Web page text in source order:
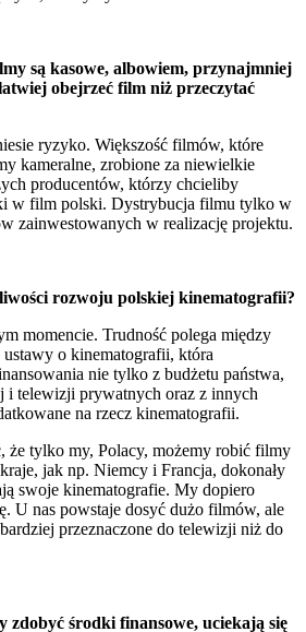
są kasowe, albowiem, przynajmniej
obejrzeć film niż przeczytać
ryzyko. Większość filmów, które
kameralne, zrobione za niewielkie
producentów, którzy chcieliby
w film polski. Dystrybucja filmu tylko w
zainwestowanych w realizację projektu.
rozwoju polskiej kinematografii?
momencie. Trudność polega między
o kinematografii, która
nie tylko z budżetu państwa,
i telewizji prywatnych oraz z innych
na rzecz kinematografii.
że tylko my, Polacy, możemy robić filmy
jak np. Niemcy i Francja, dokonały
swoje kinematografie. My dopiero
U nas powstaje dosyć dużo filmów, ale
przeznaczone do telewizji niż do
zdobyć środki finansowe, uciekają się